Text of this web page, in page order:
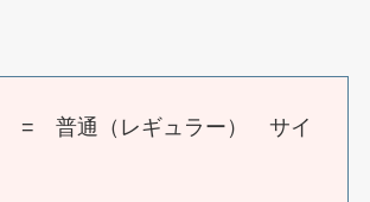
= 普通（レギュラー） サイ